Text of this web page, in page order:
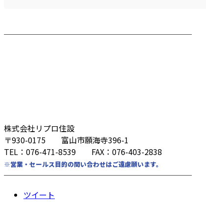
────────────────────────
株式会社リプロ住設
〒930-0175 富山市願海寺396-1
TEL：076-471-8539 FAX：076-403-2838
※営業・セールス目的の問い合わせはご遠慮願います。
────────────────────────
ツイート